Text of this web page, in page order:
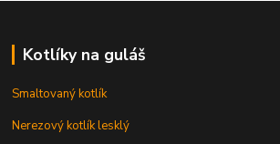
Kotlíky na guláš
Smaltovaný kotlík
Nerezový kotlík lesklý